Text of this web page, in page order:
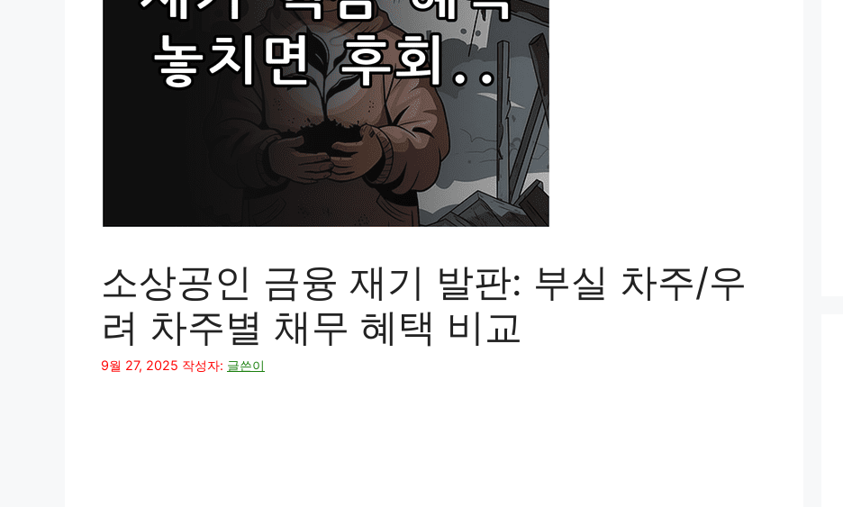
소상공인 금융 재기 발판: 부실 차주/우
려 차주별 채무 혜택 비교
9월 27, 2025 작성자: 글쓴이